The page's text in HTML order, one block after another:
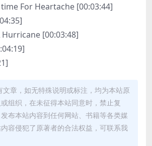
For Heartache [00:03:44]
[00:03:48]
文章，如无特殊说明或标注，均为本站原
组织，在未征得本站同意时，禁止复
布本站内容到任何网站、书籍等各类媒
容侵犯了原著者的合法权益，可联系我